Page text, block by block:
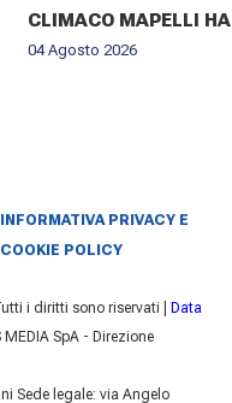
CLIMACO MAPELLI HA
PRESENZIATO AL
04 Agosto 2026
INFORMATIVA PRIVACY E
COOKIE POLICY
i diritti sono riservati |
Data
MEDIA SpA - Direzione
Sede legale: via Angelo